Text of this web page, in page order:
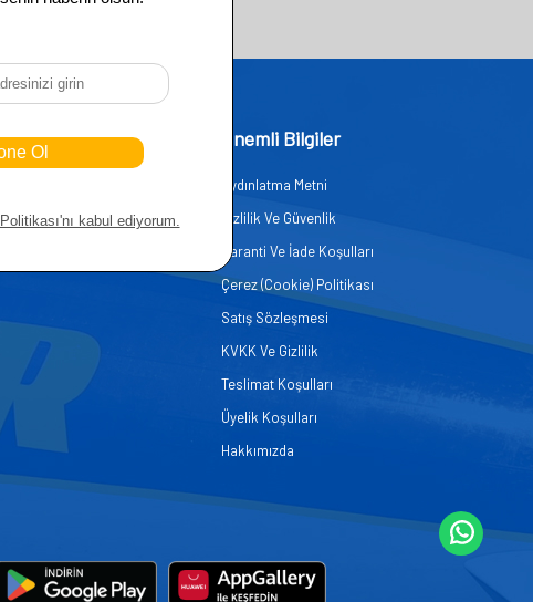
Erişim
Hizmetleri
Önemli Bilgiler
Aydınlatma Metni
Gizlilik Ve Güvenlik
Garanti Ve İade Koşulları
Çerez (Cookie) Politikası
Satış Sözleşmesi
KVKK Ve Gizlilik
Teslimat Koşulları
Üyelik Koşulları
Hakkımızda